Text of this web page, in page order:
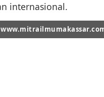
internasional.